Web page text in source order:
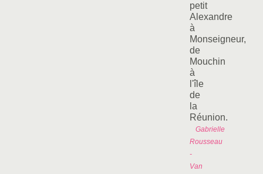
petit
Alexandre
à
Monseigneur,
de
Mouchin
à
l'île
de
la
Réunion.
Gabrielle
Rousseau
-
Van